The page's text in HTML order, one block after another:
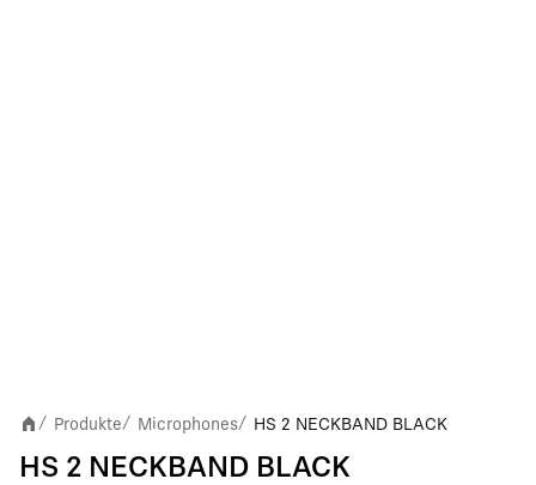
/ Produkte/ Microphones/ HS 2 NECKBAND BLACK
HS 2 NECKBAND BLACK